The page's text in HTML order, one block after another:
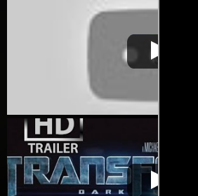
Video de la
El lado
Transformers: El lado
oscuro de la luna
Video de la
El lado